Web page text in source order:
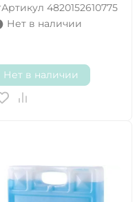
Артикул 4820152610775
Нет в наличии
Нет в наличии